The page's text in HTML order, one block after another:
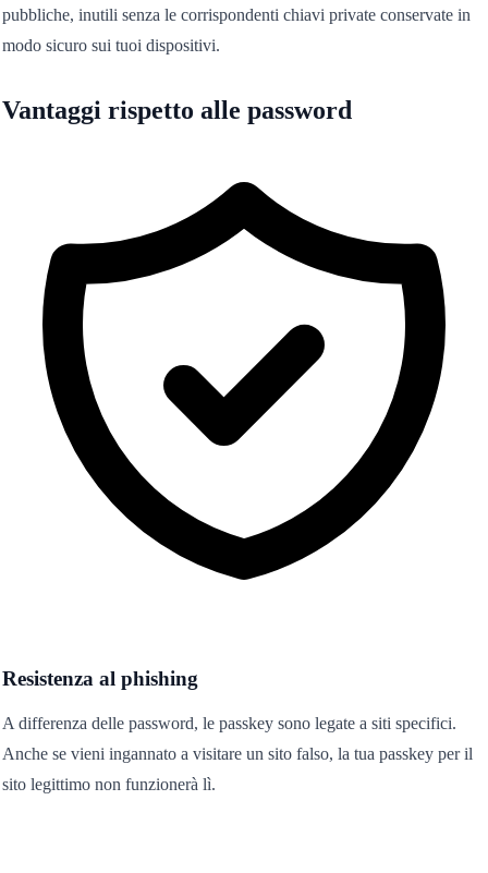
pubbliche, inutili senza le corrispondenti chiavi private conservate in
modo sicuro sui tuoi dispositivi.
Vantaggi rispetto alle password
Resistenza al phishing
A differenza delle password, le passkey sono legate a siti specifici.
Anche se vieni ingannato a visitare un sito falso, la tua passkey per il
sito legittimo non funzionerà lì.